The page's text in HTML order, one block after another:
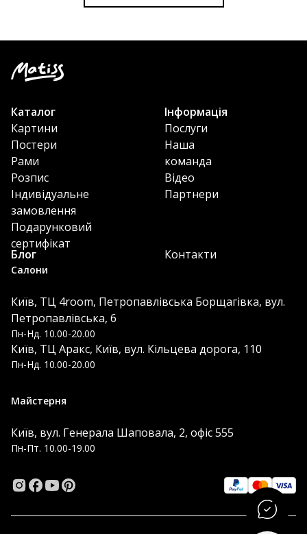
Салони
Київ, ТЦ 4room, Петропавлівська Борщагівка, вул.
Петропавлівська, 6
Пн-Нд. 10.00-20.00
Київ, ТЦ Аракс, Київ, вул. Кільцева дорога, 110
Пн-Нд. 10.00-20.00
Майстерня
Київ, вул. Генерала Шаповала, 2, офіс 555
Пн-Пт. 10.00-19.00
Каталог
Картини
Постери
Рами
Розпис
Індивідуальне
замовлення
Подарунковий
сертифікат
Інформація
Послуги
Наша
команда
Відео
Партнери
Блог Контакти